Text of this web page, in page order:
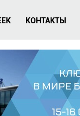
КОНТАКТЫ